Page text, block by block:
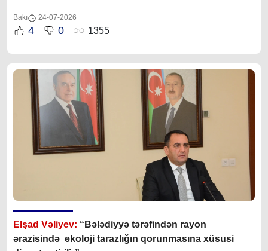
Bakı 24-07-2026
4 0 1355
Elşad Vəliyev: “Bələdiyyə tərəfindən rayon
ərazisində ekoloji tarazlığın qorunmasına xüsusi